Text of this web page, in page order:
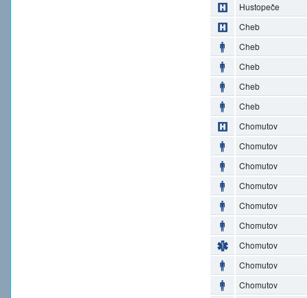
Hustopeče
Cheb
Cheb
Cheb
Cheb
Cheb
Chomutov
Chomutov
Chomutov
Chomutov
Chomutov
Chomutov
Chomutov
Chomutov
Chomutov